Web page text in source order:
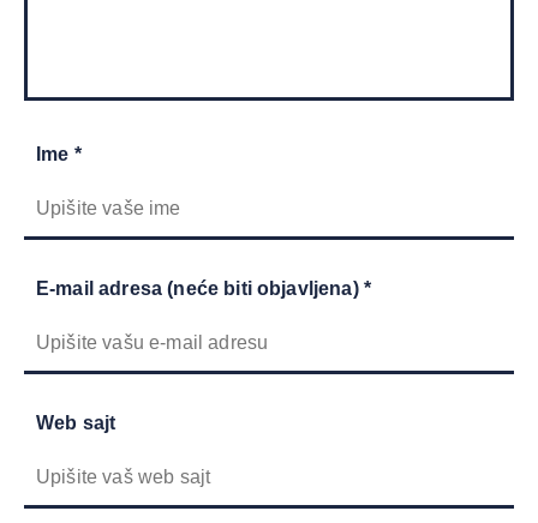
Ime *
E-mail adresa (neće biti objavljena) *
Web sajt